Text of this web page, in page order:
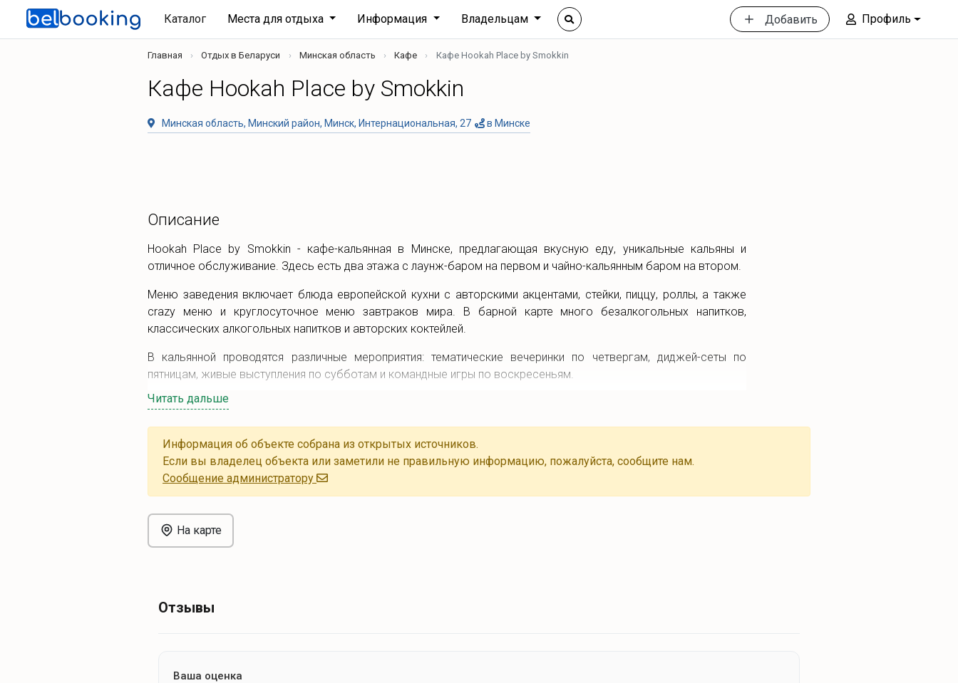
Каталог Места для отдыха Информация Владельцам Добавить Профиль
Главная Отдых в Беларуси Минская область Кафе Кафе Hookah Place by Smokkin
Кафе Hookah Place by Smokkin
Минская область, Минский район, Минск, Интернациональная, 27 в Минске
Описание
Hookah Place by Smokkin - кафе-кальянная в Минске, предлагающая вкусную еду, уникальные кальяны и
отличное обслуживание. Здесь есть два этажа с лаунж-баром на первом и чайно-кальянным баром на втором.
Меню заведения включает блюда европейской кухни с авторскими акцентами, стейки, пиццу, роллы, а также
crazy меню и круглосуточное меню завтраков мира. В барной карте много безалкогольных напитков,
классических алкогольных напитков и авторских коктейлей.
В кальянной проводятся различные мероприятия: тематические вечеринки по четвергам, диджей-сеты по
пятницам, живые выступления по субботам и командные игры по воскресеньям.
В кафе Hookah Place by Smokkin есть Wi-Fi.
Читать дальше
Информация об объекте собрана из открытых источников.
Если вы владелец объекта или заметили не правильную информацию, пожалуйста, сообщите нам.
Cообщение администратору
На карте
Отзывы
Ваша оценка